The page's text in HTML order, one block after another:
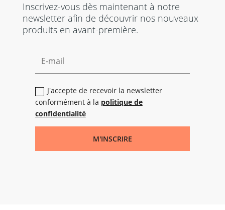
Inscrivez-vous dès maintenant à notre
newsletter afin de découvrir nos nouveaux
produits en avant-première.
J'accepte de recevoir la newsletter
conformément à la politique de
confidentialité
M'INSCRIRE